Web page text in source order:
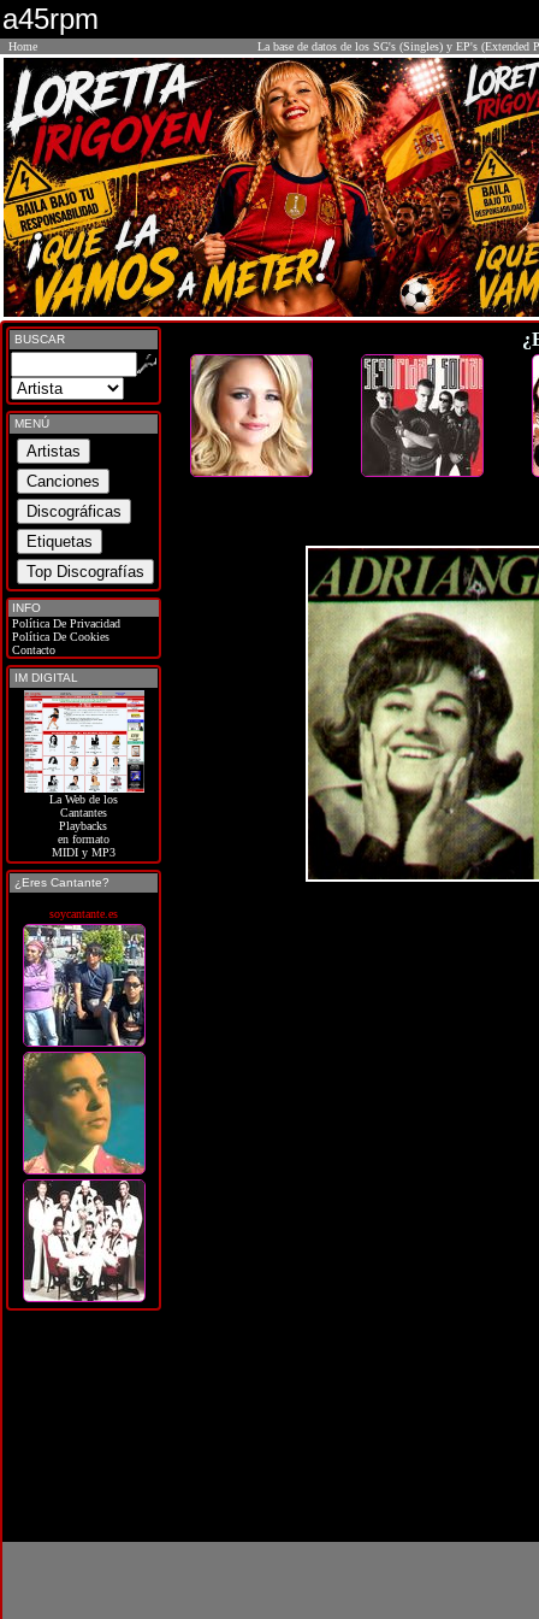
a45rpm
Home La base de datos de los SG's (Singles) y EP's (Extended
BUSCAR
MENÚ
INFO
Política De Privacidad
Política De Cookies
Contacto
IM DIGITAL
La Web de los
Cantantes
Playbacks
en formato
MIDI y MP3
¿Eres Cantante?
soycantante.es